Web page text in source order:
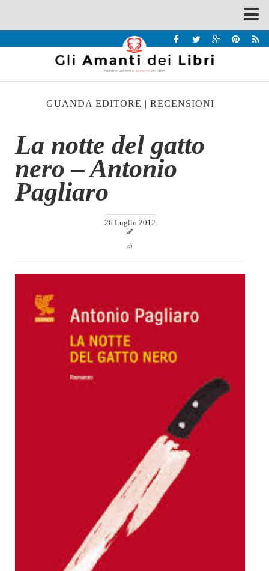
Recensioni
Interviste & Incontri
Chi siamo
Contatti
Eventi
Rassegna Stampa
Archivio
GUANDA EDITORE | RECENSIONI
La notte del gatto
nero – Antonio
Pagliaro
26 Luglio 2012
di